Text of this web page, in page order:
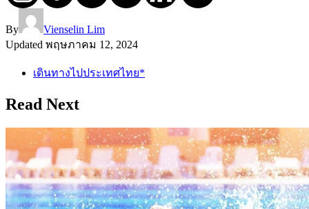
By
Vienselin Lim
Updated พฤษภาคม 12, 2024
เดินทางไปประเทศไทย*
Read Next